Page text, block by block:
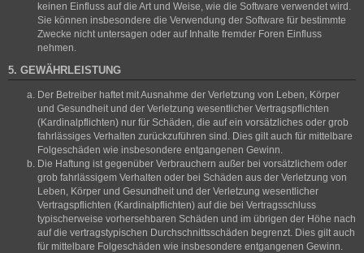
keinen Einfluss auf die Art und Weise, wie die Software verwendet wird.
Sie können insbesondere die Verwendung der Software für bestimmte
Zwecke nicht untersagen oder auf Inhalte fremder Foren Einfluss
nehmen.
5. GEWÄHRLEISTUNG
Der Betreiber haftet mit Ausnahme der Verletzung von Leben, Körper
und Gesundheit und der Verletzung wesentlicher Vertragspflichten
(Kardinalpflichten) nur für Schäden, die auf ein vorsätzliches oder grob
fahrlässiges Verhalten zurückzuführen sind. Dies gilt auch für mittelbare
Folgeschäden wie insbesondere entgangenen Gewinn.
Die Haftung ist gegenüber Verbrauchern außer bei vorsätzlichem oder
grob fahrlässigem Verhalten oder bei Schäden aus der Verletzung von
Leben, Körper und Gesundheit und der Verletzung wesentlicher
Vertragspflichten (Kardinalpflichten) auf die bei Vertragsschluss
typischerweise vorhersehbaren Schäden und im übrigen der Höhe nach
auf die vertragstypischen Durchschnittsschäden begrenzt. Dies gilt auch
für mittelbare Folgeschäden wie insbesondere entgangenen Gewinn.